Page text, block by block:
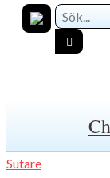
Sutare